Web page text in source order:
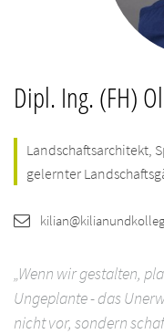
Dipl. Ing. (FH)
Landschaftsarchitekt,
gelernter
„Wenn wir gestalten,
Ungeplante - das
nicht vor, sondern